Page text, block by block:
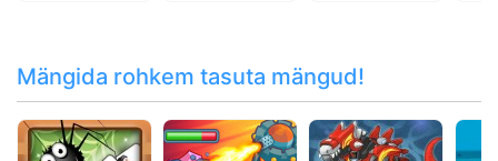
Mängida rohkem tasuta mängud!